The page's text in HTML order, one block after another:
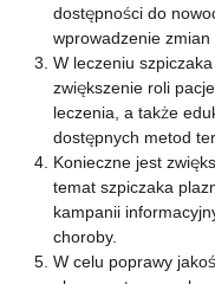
dostępności do
wprowadzenie
W leczeniu
zwiększenie roli
leczenia, a także
dostępnych metod
Konieczne jest
temat szpiczaka
kampanii
choroby.
W celu poprawy